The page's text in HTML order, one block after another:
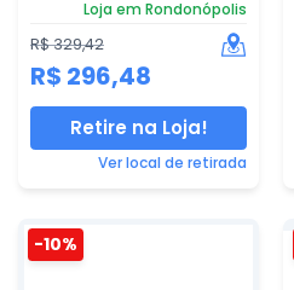
Loja em Rondonópolis
R$ 329,42
R$ 296,48
Retire na Loja!
Ver local de retirada
-10%